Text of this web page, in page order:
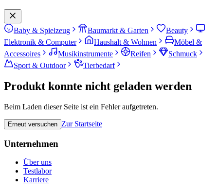
Baby & Spielzeug Baumarkt & Garten
Beauty
Elektronik & Computer
Haushalt & Wohnen
Möbel &
Accessoires
Musikinstrumente Reifen
Schmuck
Sport & Outdoor
Tierbedarf
Produkt konnte nicht geladen werden
Beim Laden dieser Seite ist ein Fehler aufgetreten.
Erneut versuchen Zur Startseite
Unternehmen
Über uns
Testlabor
Karriere